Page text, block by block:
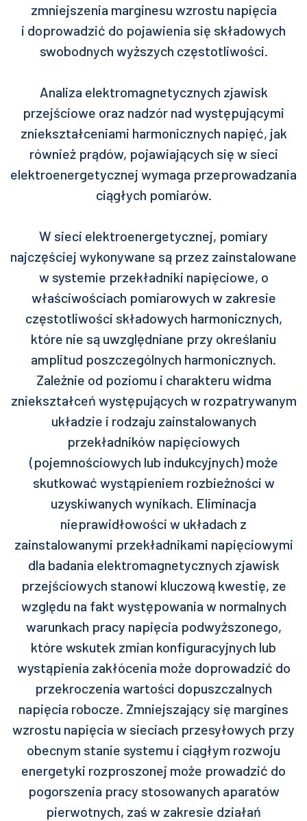
zmniejszenia marginesu wzrostu napięcia
i doprowadzić do pojawienia się składowych
swobodnych wyższych częstotliwości.
Analiza elektromagnetycznych zjawisk
przejściowe oraz nadzór nad występującymi
zniekształceniami harmonicznych napięć, jak
również prądów, pojawiających się w sieci
elektroenergetycznej wymaga przeprowadzania
ciągłych pomiarów.
W sieci elektroenergetycznej, pomiary
najczęściej wykonywane są przez zainstalowane
w systemie przekładniki napięciowe, o
właściwościach pomiarowych w zakresie
częstotliwości składowych harmonicznych,
które nie są uwzględniane przy określaniu
amplitud poszczególnych harmonicznych.
Zależnie od poziomu i charakteru widma
zniekształceń występujących w rozpatrywanym
układzie i rodzaju zainstalowanych
przekładników napięciowych
(pojemnościowych lub indukcyjnych) może
skutkować wystąpieniem rozbieżności w
uzyskiwanych wynikach. Eliminacja
nieprawidłowości w układach z
zainstalowanymi przekładnikami napięciowymi
dla badania elektromagnetycznych zjawisk
przejściowych stanowi kluczową kwestię, ze
względu na fakt występowania w normalnych
warunkach pracy napięcia podwyższonego,
które wskutek zmian konfiguracyjnych lub
wystąpienia zakłócenia może doprowadzić do
przekroczenia wartości dopuszczalnych
napięcia robocze. Zmniejszający się margines
wzrostu napięcia w sieciach przesyłowych przy
obecnym stanie systemu i ciągłym rozwoju
energetyki rozproszonej może prowadzić do
pogorszenia pracy stosowanych aparatów
pierwotnych, zaś w zakresie działań